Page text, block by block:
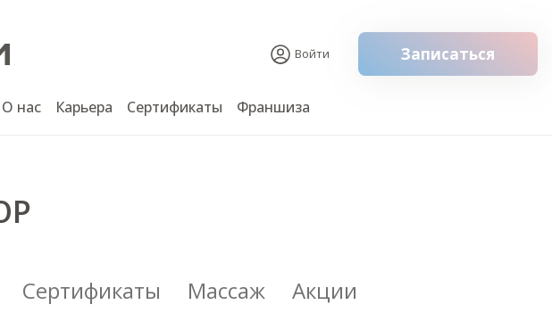
Войти Записаться
О нас Карьера Сертификаты Франшиза
Сертификаты Массаж Акции